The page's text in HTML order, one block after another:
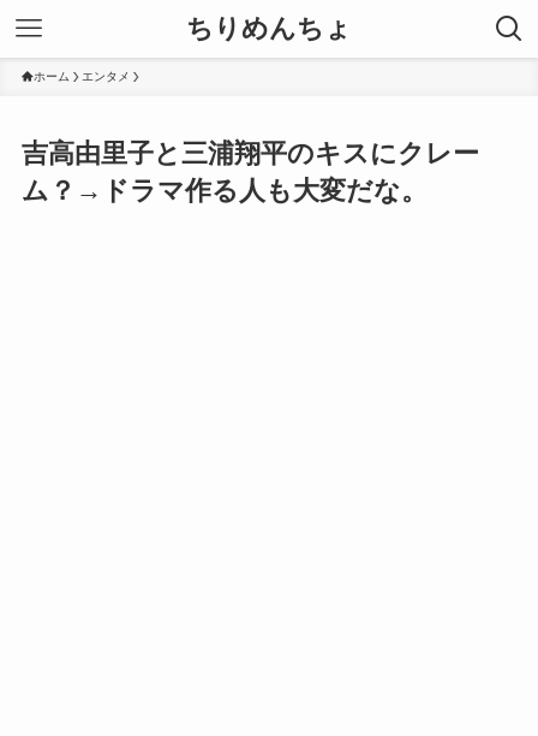
ちりめんちょ
ホーム エンタメ
吉高由里子と三浦翔平のキスにクレー
ム？→ドラマ作る人も大変だな。